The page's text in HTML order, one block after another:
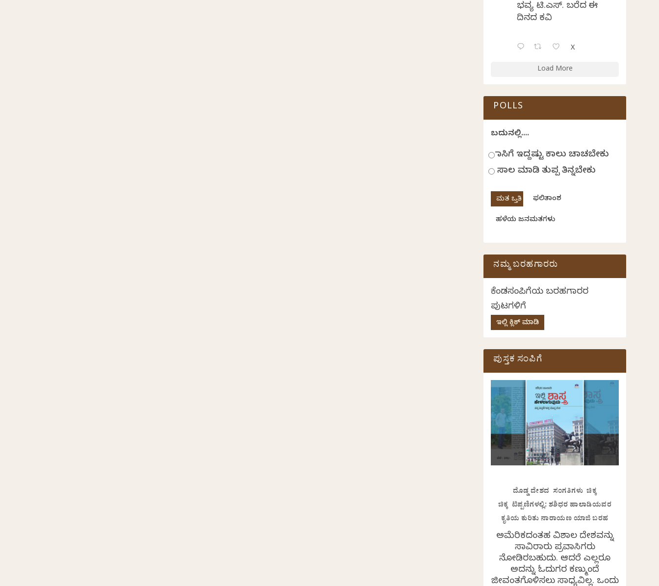
ಭವ್ಯ ಟಿ.ಎಸ್. ಬರೆದ ಈ
ದಿನದ ಕವಿತೆ
X
Load More
POLLS
ಬದುಕಿನಲ್ಲಿ....
ಹಾಸಿಗೆ ಇದ್ದಷ್ಟು ಕಾಲು ಚಾಚಬೇಕು
ಸಾಲ ಮಾಡಿ ತುಪ್ಪ ತಿನ್ನಬೇಕು
ಫಲಿತಾಂಶ
ಹಳೆಯ ಜನಮತಗಳು
ನಮ್ಮ ಬರಹಗಾರರು
ಕೆಂಡಸಂಪಿಗೆಯ ಬರಹಗಾರರ
ಪುಟಗಳಿಗೆ
ಇಲ್ಲಿ ಕ್ಲಿಕ್ ಮಾಡಿ
ಪುಸ್ತಕ ಸಂಪಿಗೆ
ದೊಡ್ಡ ದೇಶದ ಸಂಗತಿಗಳು ಚಿಕ್ಕ
ಚಿಕ್ಕ ಟಿಪ್ಪಣಿಗಳಲ್ಲಿ: ಶಶಿಧರ ಹಾಲಾಡಿಯವರ
ಕೃತಿಯ ಕುರಿತು ನಾರಾಯಣ ಯಾಜಿ ಬರಹ
ಅಮೆರಿಕದಂತಹ ವಿಶಾಲ ದೇಶವನ್ನು
ಸಾವಿರಾರು ಪ್ರವಾಸಿಗರು
ನೋಡಿರಬಹುದು. ಆದರೆ ಎಲ್ಲರೂ
ಅದನ್ನು ಓದುಗರ ಕಣ್ಮುಂದೆ
ಜೀವಂತಗೊಳಿಸಲು ಸಾಧ್ಯವಿಲ್ಲ. ಒಂದು